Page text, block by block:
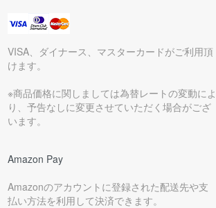
VISA、ダイナース、マスターカードがご利用頂
けます。
※商品価格に関しましては為替レートの変動によ
り、予告なしに変更させていただく場合がござ
います。
Amazon Pay
Amazonのアカウントに登録された配送先や支
払い方法を利用して決済できます。